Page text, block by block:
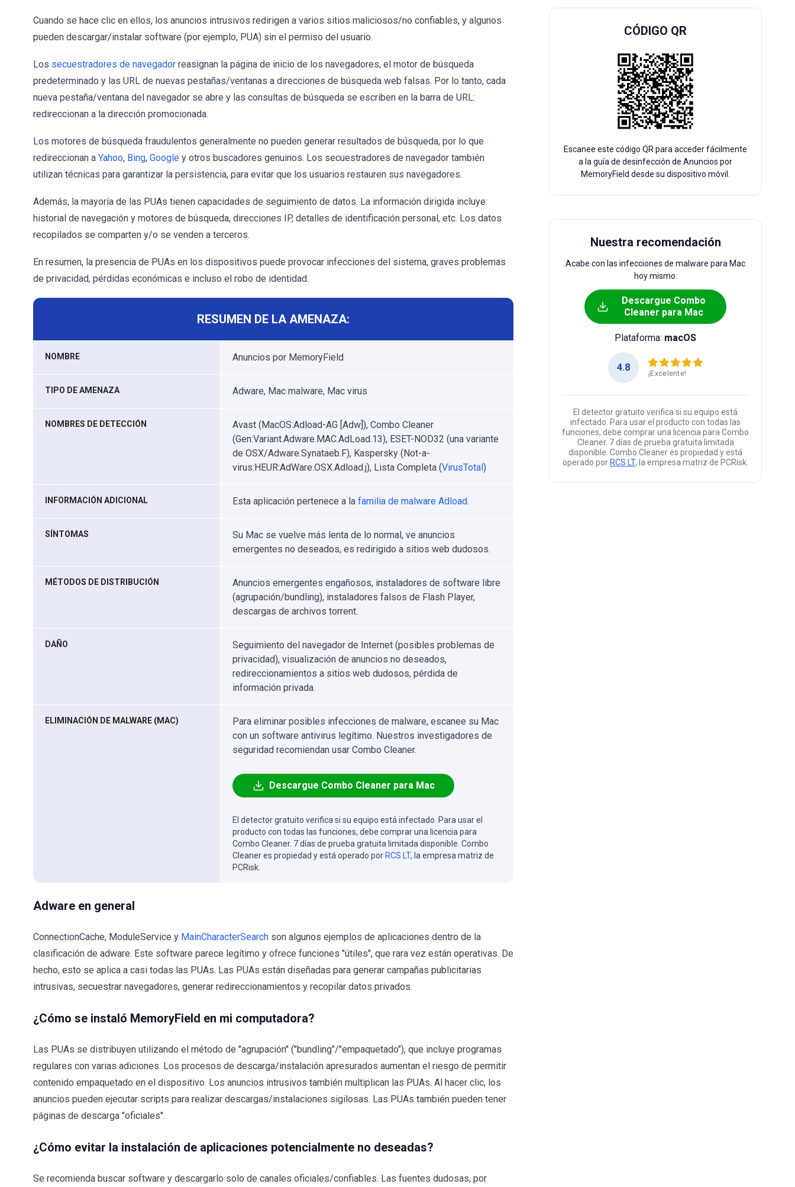
Cuando se hace clic en ellos, los anuncios intrusivos redirigen a varios sitios maliciosos/no confiables, y algunos
pueden descargar/instalar software (por ejemplo, PUA) sin el permiso del usuario.
Los secuestradores de navegador reasignan la página de inicio de los navegadores, el motor de búsqueda
predeterminado y las URL de nuevas pestañas/ventanas a direcciones de búsqueda web falsas. Por lo tanto, cada
nueva pestaña/ventana del navegador se abre y las consultas de búsqueda se escriben en la barra de URL:
redireccionan a la dirección promocionada.
Los motores de búsqueda fraudulentos generalmente no pueden generar resultados de búsqueda, por lo que
redireccionan a Yahoo, Bing, Google y otros buscadores genuinos. Los secuestradores de navegador también
utilizan técnicas para garantizar la persistencia, para evitar que los usuarios restauren sus navegadores.
Además, la mayoría de las PUAs tienen capacidades de seguimiento de datos. La información dirigida incluye:
historial de navegación y motores de búsqueda, direcciones IP, detalles de identificación personal, etc. Los datos
recopilados se comparten y/o se venden a terceros.
En resumen, la presencia de PUAs en los dispositivos puede provocar infecciones del sistema, graves problemas
de privacidad, pérdidas económicas e incluso el robo de identidad.
RESUMEN DE LA AMENAZA:
NOMBRE Anuncios por MemoryField
TIPO DE AMENAZA Adware, Mac malware, Mac virus
NOMBRES DE DETECCIÓN
Avast (MacOS:Adload-AG [Adw]), Combo Cleaner
(Gen:Variant.Adware.MAC.AdLoad.13), ESET-NOD32 (una variante
de OSX/Adware.Synataeb.F), Kaspersky (Not-a-
virus:HEUR:AdWare.OSX.Adload.j), Lista Completa (VirusTotal)
INFORMACIÓN ADICIONAL Esta aplicación pertenece a la familia de malware Adload.
SÍNTOMAS
Su Mac se vuelve más lenta de lo normal, ve anuncios
emergentes no deseados, es redirigido a sitios web dudosos.
MÉTODOS DE DISTRIBUCIÓN
Anuncios emergentes engañosos, instaladores de software libre
(agrupación/bundling), instaladores falsos de Flash Player,
descargas de archivos torrent.
DAÑO
Seguimiento del navegador de Internet (posibles problemas de
privacidad), visualización de anuncios no deseados,
redireccionamientos a sitios web dudosos, pérdida de
información privada.
ELIMINACIÓN DE MALWARE (MAC)
Para eliminar posibles infecciones de malware, escanee su Mac
con un software antivirus legítimo. Nuestros investigadores de
seguridad recomiendan usar Combo Cleaner.
Descargue Combo Cleaner para Mac
El detector gratuito verifica si su equipo está infectado. Para usar el
producto con todas las funciones, debe comprar una licencia para
Combo Cleaner. 7 días de prueba gratuita limitada disponible. Combo
Cleaner es propiedad y está operado por RCS LT, la empresa matriz de
PCRisk.
Adware en general
ConnectionCache, ModuleService y MainCharacterSearch son algunos ejemplos de aplicaciones dentro de la
clasificación de adware. Este software parece legítimo y ofrece funciones "útiles", que rara vez están operativas. De
hecho, esto se aplica a casi todas las PUAs. Las PUAs están diseñadas para generar campañas publicitarias
intrusivas, secuestrar navegadores, generar redireccionamientos y recopilar datos privados.
¿Cómo se instaló MemoryField en mi computadora?
Las PUAs se distribuyen utilizando el método de "agrupación" ("bundling"/"empaquetado"), que incluye programas
regulares con varias adiciones. Los procesos de descarga/instalación apresurados aumentan el riesgo de permitir
contenido empaquetado en el dispositivo. Los anuncios intrusivos también multiplican las PUAs. Al hacer clic, los
anuncios pueden ejecutar scripts para realizar descargas/instalaciones sigilosas. Las PUAs también pueden tener
páginas de descarga "oficiales".
¿Cómo evitar la instalación de aplicaciones potencialmente no deseadas?
Se recomienda buscar software y descargarlo solo de canales oficiales/confiables. Las fuentes dudosas, por
CÓDIGO QR
Escanee este código QR para acceder fácilmente
a la guía de desinfección de Anuncios por
MemoryField desde su dispositivo móvil.
Nuestra recomendación
Acabe con las infecciones de malware para Mac
hoy mismo:
Descargue Combo
Cleaner para Mac
Plataforma: macOS
4.8
¡Excelente!
El detector gratuito verifica si su equipo está
infectado. Para usar el producto con todas las
funciones, debe comprar una licencia para Combo
Cleaner. 7 días de prueba gratuita limitada
disponible. Combo Cleaner es propiedad y está
operado por RCS LT, la empresa matriz de PCRisk.